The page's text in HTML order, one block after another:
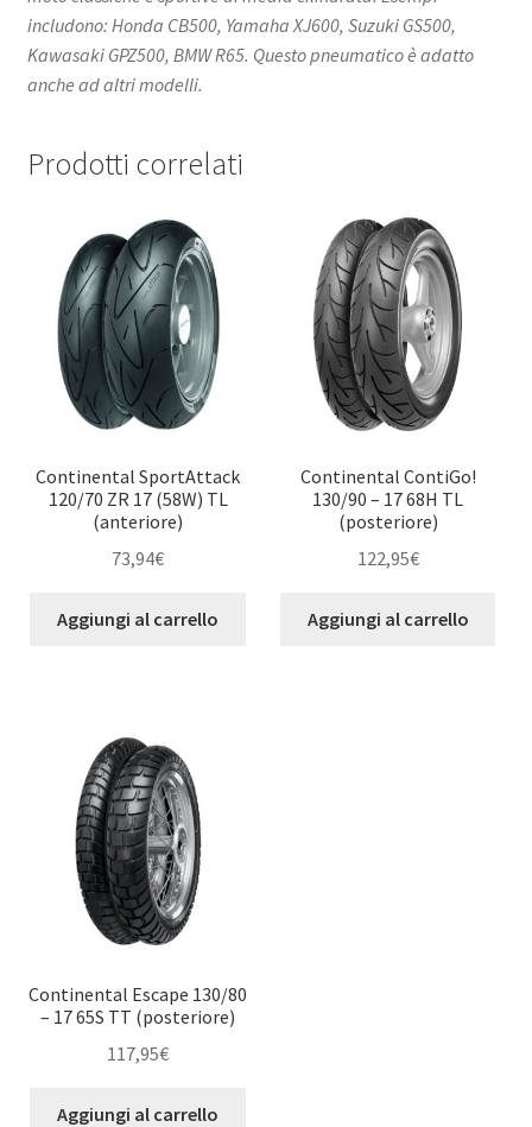
includono: Honda CB500, Yamaha XJ600, Suzuki GS500,
Kawasaki GPZ500, BMW R65. Questo pneumatico è adatto
anche ad altri modelli.​
Prodotti correlati
Continental SportAttack
120/70 ZR 17 (58W) TL
(anteriore)
73,94€
Aggiungi al carrello
Continental ContiGo!
130/90 – 17 68H TL
(posteriore)
122,95€
Aggiungi al carrello
Continental Escape 130/80
– 17 65S TT (posteriore)
117,95€
Aggiungi al carrello